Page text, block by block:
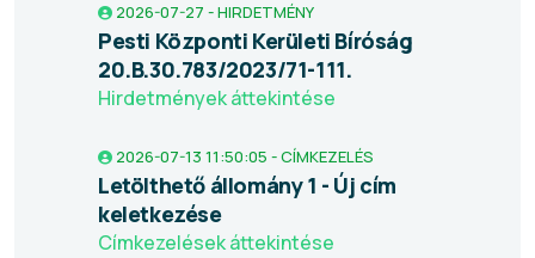
2026-07-27 - HIRDETMÉNY
Pesti Központi Kerületi Bíróság
20.B.30.783/2023/71-111.
Hirdetmények áttekintése
2026-07-13 11:50:05 - CÍMKEZELÉS
Letölthető állomány 1 - Új cím
keletkezése
Címkezelések áttekintése